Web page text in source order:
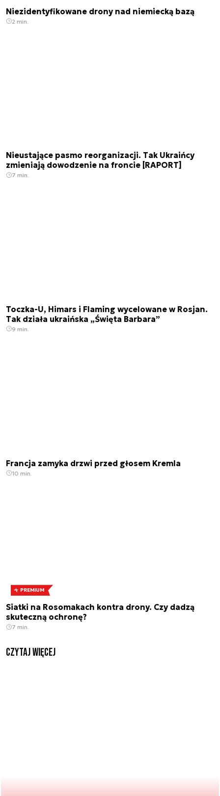
Niezidentyfikowane drony nad niemiecką bazą
2 min.
Nieustające pasmo reorganizacji. Tak Ukraińcy
zmieniają dowodzenie na froncie [RAPORT]
7 min.
Toczka-U, Himars i Flaming wycelowane w Rosjan.
Tak działa ukraińska „Święta Barbara”
9 min.
Francja zamyka drzwi przed głosem Kremla
10 min.
PREMIUM
Siatki na Rosomakach kontra drony. Czy dadzą
skuteczną ochronę?
7 min.
czytaj więcej